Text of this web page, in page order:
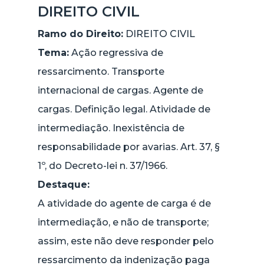
DIREITO CIVIL
Ramo do Direito: DIREITO CIVIL
Tema: Ação regressiva de
ressarcimento. Transporte
internacional de cargas. Agente de
cargas. Definição legal. Atividade de
intermediação. Inexistência de
responsabilidade por avarias. Art. 37, §
1º, do Decreto-lei n. 37/1966.
Destaque:
A atividade do agente de carga é de
intermediação, e não de transporte;
assim, este não deve responder pelo
ressarcimento da indenização paga